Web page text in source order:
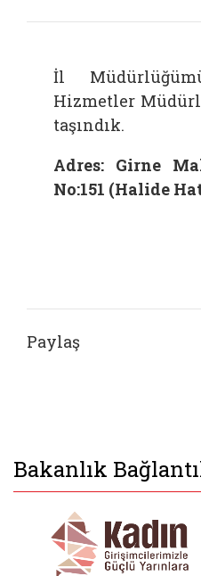
İl
Hizmetler
taşındık.
Adres: Girne
No:151 (Halide
Paylaş
Bakanlık